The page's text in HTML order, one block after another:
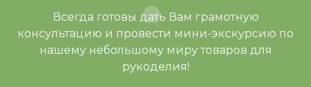
Всегда готовы дать Вам грамотную
консультацию и провести мини-экскурсию по
нашему небольшому миру товаров для
рукоделия!